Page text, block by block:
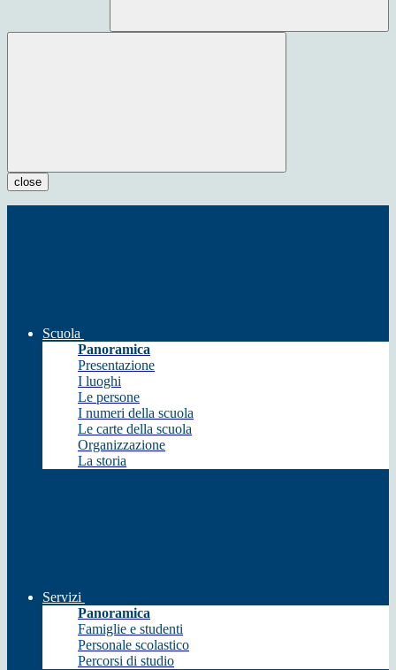
close
Scuola
Panoramica
Presentazione
I luoghi
Le persone
I numeri della scuola
Le carte della scuola
Organizzazione
La storia
Servizi
Panoramica
Famiglie e studenti
Personale scolastico
Percorsi di studio